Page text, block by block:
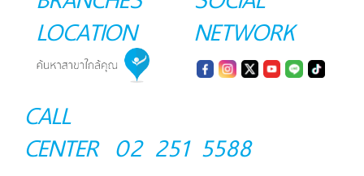
LOCATION
NETWORK
CALL
CENTER 02 251 5588